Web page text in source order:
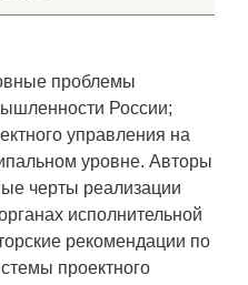
проблемы
России;
управления на
уровне. Авторы
черты реализации
исполнительной
рекомендации по
проектного